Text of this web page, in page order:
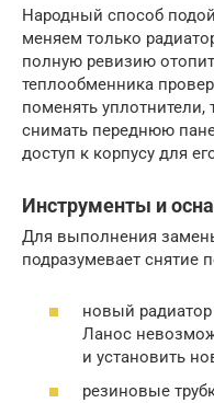
Народный способ
меняем только
полную ревизию
теплообменника
поменять уплотнители,
снимать переднюю
доступ к корпусу для
Инструменты и
Для выполнения
подразумевает снятие
новый
Ланос
и установить
резиновые